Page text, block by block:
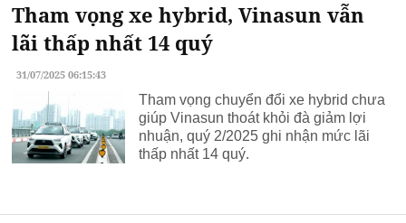
Tham vọng xe hybrid, Vinasun vẫn
lãi thấp nhất 14 quý
31/07/2025 06:15:43
Tham vọng chuyển đổi xe hybrid chưa
giúp Vinasun thoát khỏi đà giảm lợi
nhuận, quý 2/2025 ghi nhận mức lãi
thấp nhất 14 quý.